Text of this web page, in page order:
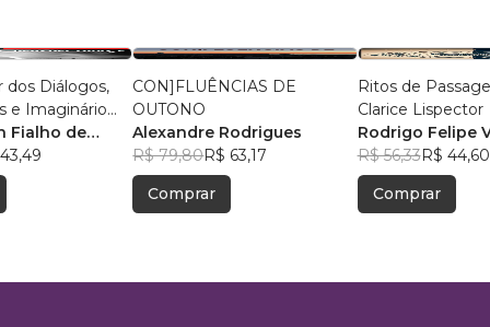
dos Diálogos,
e Imaginário
Teolinda Gersão
Fialho de
CON]FLUÊNCIAS DE
OUTONO
Alexandre Rodrigues
R$ 79,80R$ 63,17
Comprar
Ritos de
Clarice Lispector
Rodrigo Felipe
R$ 56,33R$ 44,60
Comprar